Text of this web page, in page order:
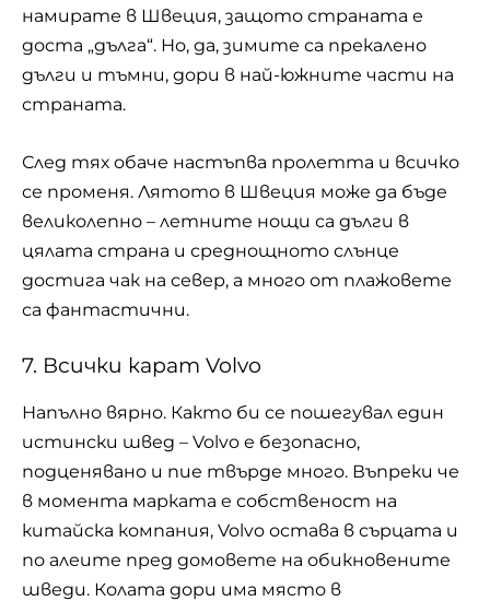
намирате в Швеция, защото страната е
доста „дълга“. Но, да, зимите са прекалено
дълги и тъмни, дори в най-южните части на
страната.
След тях обаче настъпва пролетта и всичко
се променя. Лятото в Швеция може да бъде
великолепно – летните нощи са дълги в
цялата страна и среднощното слънце
достига чак на север, а много от плажовете
са фантастични.
7. Всички карат Volvo
Напълно вярно. Както би се пошегувал един
истински швед – Volvo е безопасно,
подценявано и пие твърде много. Въпреки че
в момента марката e собственост на
китайска компания, Volvo остава в сърцата и
по алеите пред домовете на обикновените
шведи. Колата дори има място в